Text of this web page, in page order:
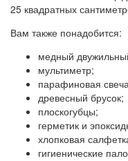
25 квадратных
Вам также понадобится:
медный
мультиметр;
парафиновая
древесный брусок;
плоскогубцы;
герметик и
хлопковая
гигиенические